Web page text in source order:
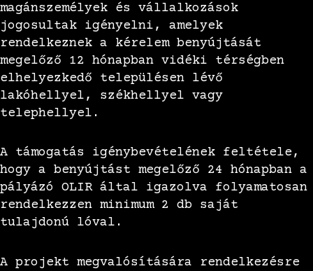
magánszemélyek és vállalkozások
jogosultak igényelni, amelyek
rendelkeznek a kérelem benyújtását
megelőző 12 hónapban vidéki térségben
elhelyezkedő településen lévő
lakóhellyel, székhellyel vagy
telephellyel.
A támogatás igénybevételének feltétele,
hogy a benyújtást megelőző 24 hónapban a
pályázó OLIR által igazolva folyamatosan
rendelkezzen minimum 2 db saját
tulajdonú lóval.
A projekt megvalósítására rendelkezésre